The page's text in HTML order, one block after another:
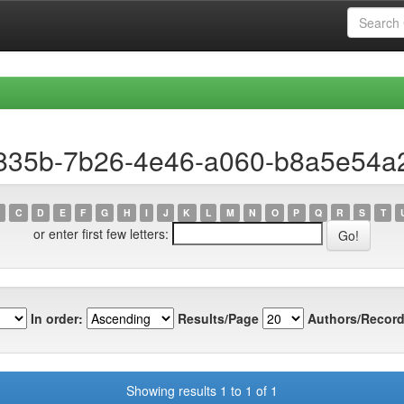
7b26-4e46-a060-
C D E F G H I J K L M N O P Q R S T
or enter first few letters:
In order: Results/Page Authors/
Showing results 1 to 1 of 1